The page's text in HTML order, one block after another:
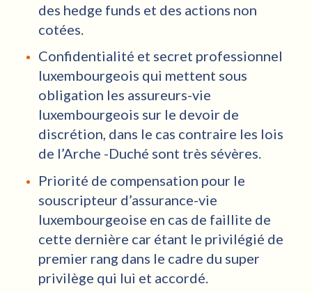
des hedge funds et des actions non
cotées.
Confidentialité et secret professionnel
luxembourgeois qui mettent sous
obligation les assureurs-vie
luxembourgeois sur le devoir de
discrétion, dans le cas contraire les lois
de l’Arche -Duché sont très sévères.
Priorité de compensation pour le
souscripteur d’assurance-vie
luxembourgeoise en cas de faillite de
cette dernière car étant le privilégié de
premier rang dans le cadre du super
privilège qui lui et accordé.